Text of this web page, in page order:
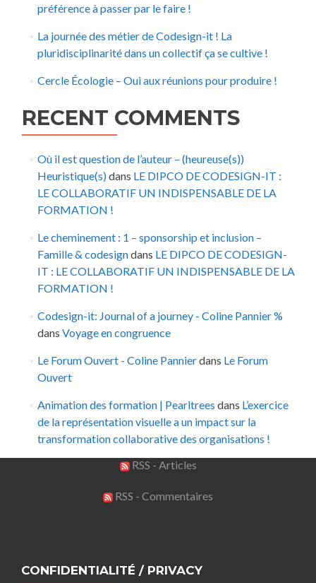
préférence à passer par le faire !
La journée des métier de Codesign-it ! La
pluridisciplinarité dans un collectif ça se cultive !
Cercle Écologie – Oui aux réunions pour produire !
RECENT COMMENTS
Où il est question de l’auteur – (heureuse(s))
Heuristique(s)dans LE DIPCO DE CODESIGN-IT :
LE COLLABORATIF UN INDISPENSABLE DE LA
FORMATION !
Le cheminement : 1 – sponsorship et inclusion –
Famille & codesigndans LE DIPCO DE CODESIGN-
IT : LE COLLABORATIF UN INDISPENSABLE DE LA
FORMATION !
Codesign-it: Journal of a journey - Coline Pannier %
dans Voyage en congruence
Le Forum Ouvert - Coline Pannierdans Le Forum
Ouvert
Animation des formation | Pearltrees dans L’exercice
de la représentation visuelle a un impact sur la
transformation collaborative des organisations !
RSS - Articles
RSS - Commentaires
CONFIDENTIALITÉ / PRIVACY